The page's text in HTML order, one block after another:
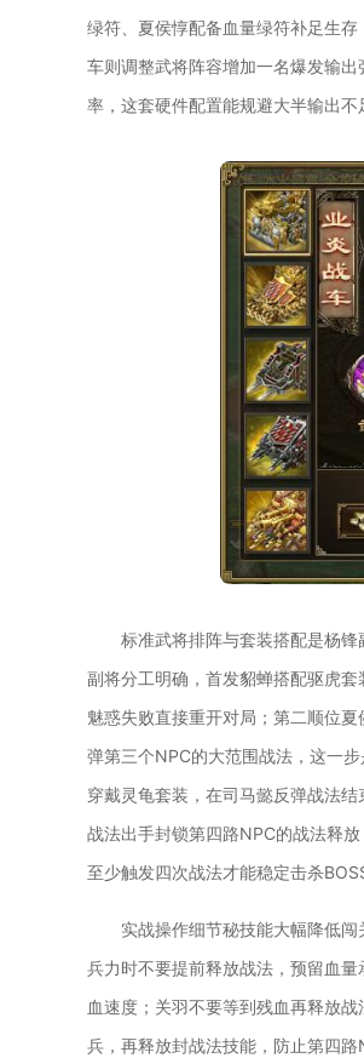
绿符、夏侯惇配备血量绿符补足生
车则调整武将阵容增加一名爆发输
率，这套硬件配置能规避大半输出不
标准武将排阵与套装搭配是杨
副将分工明确，首发貂蝉搭配驱虎
魅惑失败直接重开对局；第二顺位
弹第三个NPC的大范围战法，这一
穿戴灵龟套装，在司马懿反弹战法
战法出手封锁第四路NPC的战法释
至少触发四次战法才能稳定击杀
实战操作细节秘技能大幅降低
兵力时不要提前释放战法，预留血
血速度；关羽不要等到残血再释放
兵，再释放封战法技能，防止第四